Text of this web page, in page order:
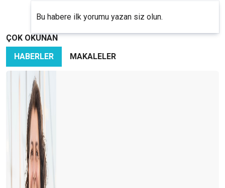
Bu habere ilk yorumu yazan siz olun.
ÇOK OKUNAN
HABERLER
MAKALELER